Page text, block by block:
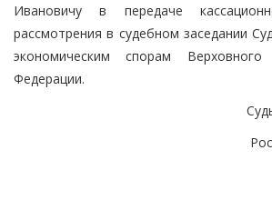
Ивановичу в передаче
рассмотрения в судебном заседании
экономическим спорам
Федерации.